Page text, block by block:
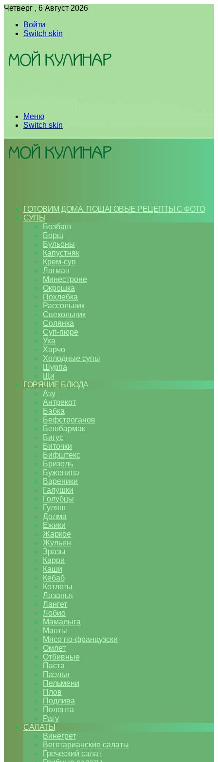
Четверг , 6 Август 2026
Войти
Switch skin
Меню
Switch skin
ГОТОВИМ ДОМА. ПОШАГОВЫЕ РЕЦЕПТЫ С ФОТО
СУПЫ
Бозбаш
Борщ
Бульоны
Капустняк
Крем-суп
Лагман
Минестроне
Окрошка
Похлебка
Рассольник
Свекольник
Солянка
Суп-пюре
Уха
Харчо
Холодные супы
Шурпа
Щи
ГОРЯЧИЕ БЛЮДА
Азу
Антрекот
Бабка
Бефстроганов
Бешбармак
Бигус
Биточки
Бифштекс
Бризоль
Буженина
Вареники
Галушки
Голубцы
Гуляш
Долма
Ежики
Жаркое
Жульен
Зразы
Карри
Каши
Кебаб
Котлеты
Лазанья
Лангет
Лобио
Мамалыга
Манты
Мясо по-французски
Омлет
Отбивные
Паста
Паэлья
Пельмени
Плов
Подлива
Полента
Рагу
САЛАТЫ
Винегрет
Вегетарианские салаты
Греческий салат